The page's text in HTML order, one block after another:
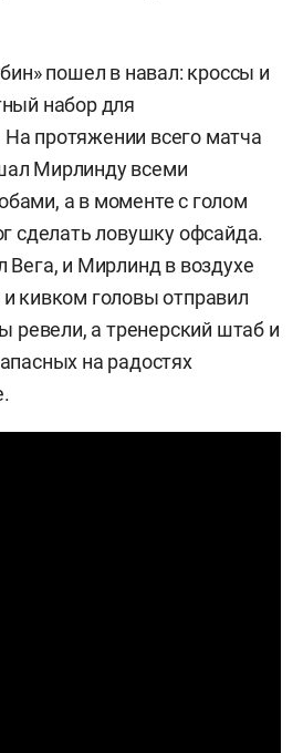
пошел в навал: кроссы и
набор для
протяжении всего матча
Мирлинду всеми
а в моменте с голом
сделать ловушку офсайда.
Вега, и Мирлинд в воздухе
кивком головы отправил
ревели, а тренерский штаб и
на радостях